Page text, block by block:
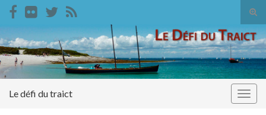
Search for:
Le défi du traict